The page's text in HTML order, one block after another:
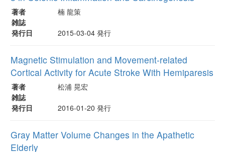
著者
楠 龍策
雑誌
発行日
2015-03-04 発行
Magnetic Stimulation and Movement-related
Cortical Activity for Acute Stroke With Hemiparesis
著者
松浦 晃宏
雑誌
発行日
2016-01-20 発行
Gray Matter Volume Changes in the Apathetic
Elderly